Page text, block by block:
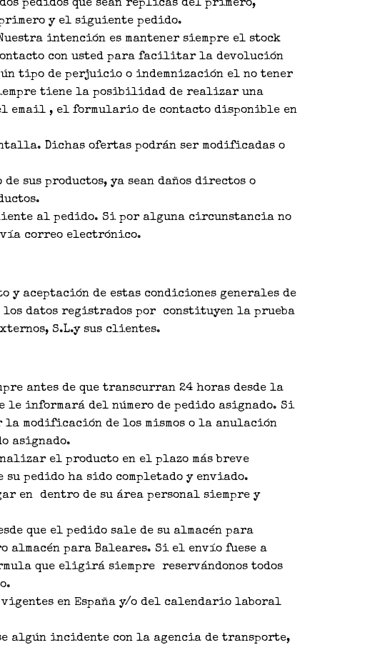
pedidos que sean réplicas del primero,
y el siguiente pedido.
intención es mantener siempre el stock
con usted para facilitar la devolución
tipo de perjuicio o indemnización el no tener
tiene la posibilidad de realizar una
email , el formulario de contacto disponible en
Dichas ofertas podrán ser modificadas o
sus productos, ya sean daños directos o
al pedido. Si por alguna circunstancia no
vía correo electrónico.
aceptación de estas condiciones generales de
datos registrados por constituyen la prueba
S.L.y sus clientes.
antes de que transcurran 24 horas desde la
informará del número de pedido asignado. Si
modificación de los mismos o la anulación
asignado.
el producto en el plazo más breve
pedido ha sido completado y enviado.
en dentro de su área personal siempre y
que el pedido sale de su almacén para
almacén para Baleares. Si el envío fuese a
que eligirá siempre reservándonos todos
vigentes en España y/o del calendario laboral
algún incidente con la agencia de transporte,